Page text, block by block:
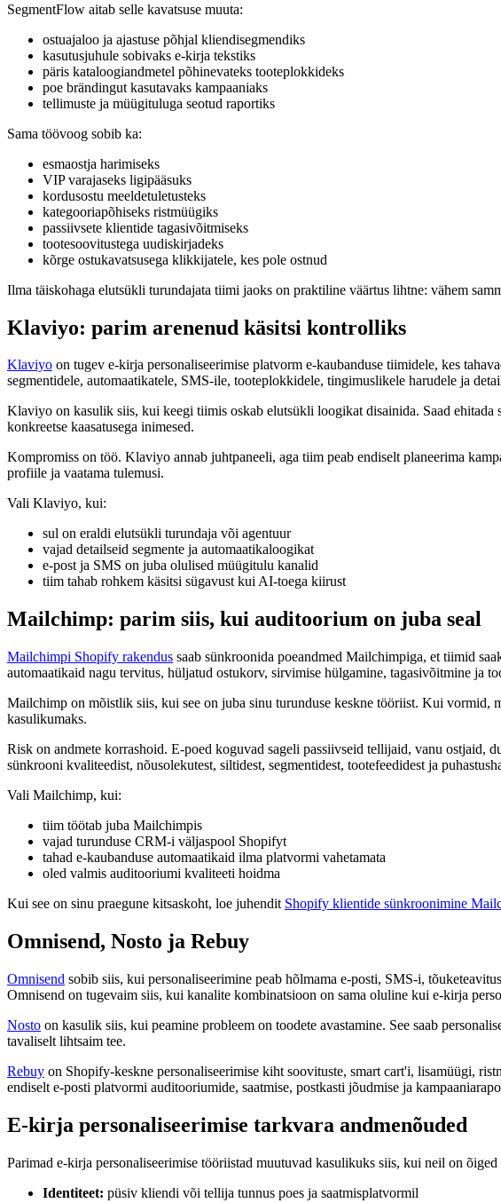
SegmentFlow aitab selle kavatsuse muuta:
ostuajaloo ja ajastuse põhjal kliendisegmendiks
kasutusjuhule sobivaks e-kirja tekstiks
päris kataloogiandmetel põhinevateks tooteplokkideks
poe brändingut kasutavaks kampaaniaks
tellimuste ja müügituluga seotud raportiks
Sama töövoog sobib ka:
esmaostja harimiseks
VIP varajaseks ligipääsuks
kordusostu meeldetuletusteks
kategooriapõhiseks ristmüügiks
passiivsete klientide tagasivõitmiseks
tootesoovitustega uudiskirjadeks
kõrge ostukavatsusega klikkijatele, kes pole ostnud
Ilma täiskohaga elutsükli turundajata tiimi jaoks on praktiline väärtus lihtne: vähem
Klaviyo: parim arenenud käsitsi kontrolliks
Klaviyo on tugev e-kirja personaliseerimise platvorm e-kaubanduse tiimidele, kes
segmentidele, automaatikatele, SMS-ile, tooteplokkidele, tingimuslikele harudele ja
Klaviyo on kasulik siis, kui keegi tiimis oskab elutsükli loogikat disainida. Saad
konkreetse kaasatusega inimesed.
Kompromiss on töö. Klaviyo annab juhtpaneeli, aga tiim peab endiselt planeerima
profiile ja vaatama tulemusi.
Vali Klaviyo, kui:
sul on eraldi elutsükli turundaja või agentuur
vajad detailseid segmente ja automaatikaloogikat
e-post ja SMS on juba olulised müügitulu kanalid
tiim tahab rohkem käsitsi sügavust kui AI-toega kiirust
Mailchimp: parim siis, kui auditoorium on juba seal
Mailchimpi Shopify rakendus saab sünkroonida poeandmed Mailchimpiga, et tiimid
automaatikaid nagu tervitus, hüljatud ostukorv, sirvimise hülgamine, tagasivõitmine ja
Mailchimp on mõistlik siis, kui see on juba sinu turunduse keskne tööriist. Kui vormid,
kasulikumaks.
Risk on andmete korrashoid. E-poed koguvad sageli passiivseid tellijaid, vanu
sünkrooni kvaliteedist, nõusolekutest, siltidest, segmentidest, tootefeedidest ja
Vali Mailchimp, kui:
tiim töötab juba Mailchimpis
vajad turunduse CRM-i väljaspool Shopifyt
tahad e-kaubanduse automaatikaid ilma platvormi vahetamata
oled valmis auditooriumi kvaliteeti hoidma
Kui see on sinu praegune kitsaskoht, loe juhendit Shopify klientide sünkroonimine
Omnisend, Nosto ja Rebuy
Omnisend sobib siis, kui personaliseerimine peab hõlmama e-posti, SMS-i,
Omnisend on tugevaim siis, kui kanalite kombinatsioon on sama oluline kui e-kirja
Nosto on kasulik siis, kui peamine probleem on toodete avastamine. See saab
tavaliselt lihtsaim tee.
Rebuy on Shopify-keskne personaliseerimise kiht soovituste, smart cart'i, lisamüügi,
endiselt e-posti platvormi auditooriumide, saatmise, postkasti jõudmise ja
E-kirja personaliseerimise tarkvara andmenõuded
Parimad e-kirja personaliseerimise tööriistad muutuvad kasulikuks siis, kui neil on õiged
Identiteet: püsiv kliendi või tellija tunnus poes ja saatmisplatvormil